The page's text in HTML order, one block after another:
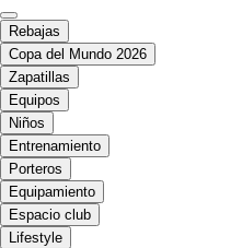
Rebajas
Copa del Mundo 2026
Zapatillas
Equipos
Niños
Entrenamiento
Porteros
Equipamiento
Espacio club
Lifestyle